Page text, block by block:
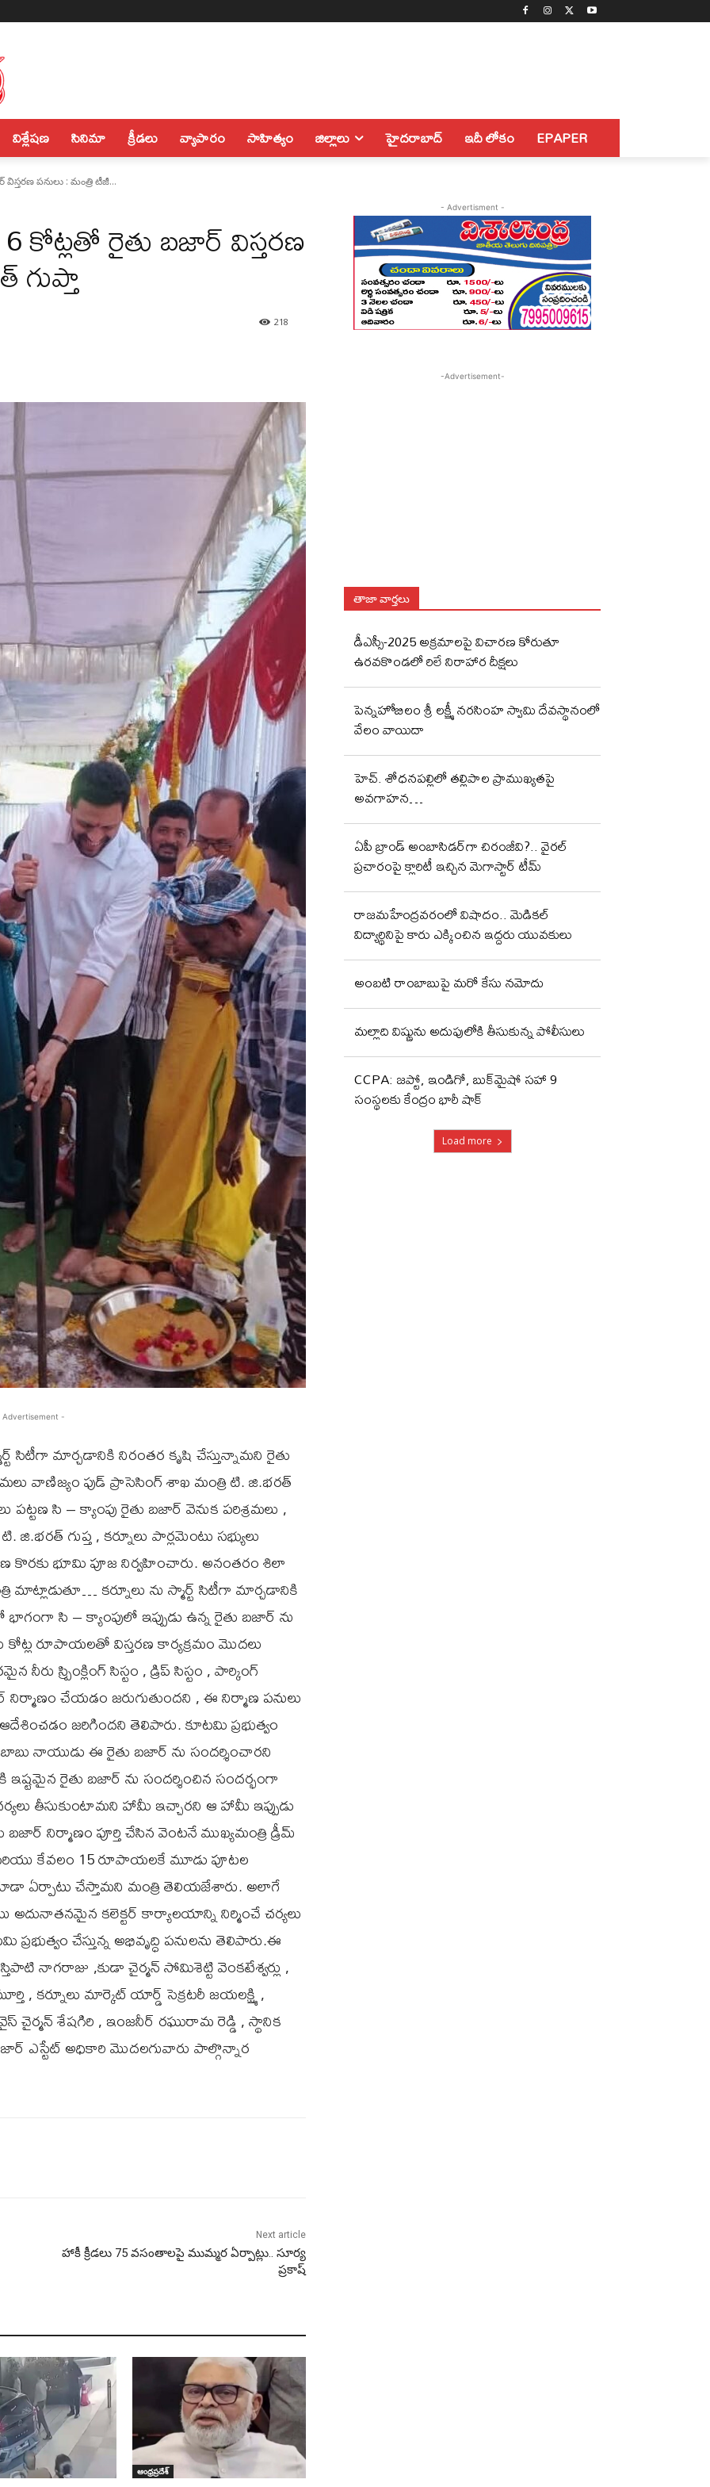
విశ్లేషణ సినిమా క్రీడలు వ్యాపారం సాహిత్యం జిల్లాలు హైదరాబాద్ ఇదీ లోకం EPAPER
పనులు : మంత్రి టీజీ...
6 కోట్లతో రైతు బజార్ విస్తరణ
గుప్తా
218
-
సిటీగా మార్చడానికి నిరంతర కృషి చేస్తున్నామని రైతు
వాణిజ్యం ఫుడ్ ప్రాసెసింగ్ శాఖ మంత్రి టి. జి.భరత్
సి – క్యాంపు రైతు బజార్ వెనుక పరిశ్రమలు ,
గుప్త , కర్నూలు పార్లమెంటు సభ్యులు
కొరకు భూమి పూజ నిర్వహించారు. అనంతరం శిలా
మాట్లాడుతూ… కర్నూలు ను స్మార్ట్ సిటీగా మార్చడానికి
సి – క్యాంపులో ఇప్పుడు ఉన్న రైతు బజార్ ను
కోట్ల రూపాయలతో విస్తరణ కార్యక్రమం మొదలు
స్ప్రింక్లింగ్ సిస్టం , డ్రిప్ సిస్టం , పార్కింగ్
చేయడం జరుగుతుందని , ఈ నిర్మాణ పనులు
జరిగిందని తెలిపారు. కూటమి ప్రభుత్వం
నాయుడు ఈ రైతు బజార్ ను సందర్శించారని
రైతు బజార్ ను సందర్శించిన సందర్భంగా
తీసుకుంటామని హామీ ఇచ్చారని ఆ హామీ ఇప్పుడు
బజార్ నిర్మాణం పూర్తి చేసిన వెంటనే ముఖ్యమంత్రి డ్రీమ్
కేవలం 15 రూపాయలకే మూడు పూటల
ఏర్పాటు చేస్తామని మంత్రి తెలియజేశారు. అలాగే
అదునాతనమైన కలెక్టర్ కార్యాలయాన్ని నిర్మించే చర్యలు
చేస్తున్న అభివృద్ధి పనులను తెలిపారు.ఈ
నాగరాజు ,కుడా చైర్మన్ సోమిశెట్టి వెంకటేశ్వర్లు ,
, కర్నూలు మార్కెట్ యార్డ్ సెక్రటరీ జయలక్ష్మి ,
శేషగిరి , ఇంజనీర్ రఘురామ రెడ్డి , స్థానిక
ఎస్టేట్ అధికారి మొదలగువారు పాల్గొన్నార
Next article
హాకీ క్రీడలు 75 వసంతాలపై ముమ్మర ఏర్పాట్లు.. సూర్య
ప్రకాష్
ఆంధ్రప్రదేశ్
- Advertisment -
-Advertisement-
తాజా వార్తలు
డీఎస్సీ-2025 అక్రమాలపై విచారణ కోరుతూ
ఉరవకొండలో రిలే నిరాహార దీక్షలు
పెన్నహోబిలం శ్రీ లక్ష్మీ నరసింహ స్వామి దేవస్థానంలో
వేలం వాయిదా
హెచ్. శోధనపల్లిలో తల్లిపాల ప్రాముఖ్యతపై
అవగాహన…
ఏపీ బ్రాండ్ అంబాసిడర్‌గా చిరంజీవి?.. వైరల్
ప్రచారంపై క్లారిటీ ఇచ్చిన మెగాస్టార్ టీమ్
రాజమహేంద్రవరంలో విషాదం.. మెడికల్
విద్యార్థినిపై కారు ఎక్కించిన ఇద్దరు యువకులు
అంబటి రాంబాబుపై మరో కేసు నమోదు
మల్లాది విష్ణును అదుపులోకి తీసుకున్న పోలీసులు
CCPA: జప్టో, ఇండిగో, బుక్‌మైషో సహా 9
సంస్థలకు కేంద్రం భారీ షాక్
Load more